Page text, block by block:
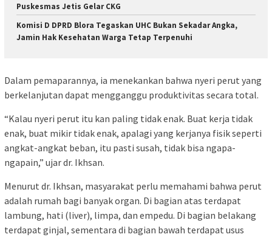
Puskesmas Jetis Gelar CKG
Komisi D DPRD Blora Tegaskan UHC Bukan Sekadar Angka,
Jamin Hak Kesehatan Warga Tetap Terpenuhi
Dalam pemaparannya, ia menekankan bahwa nyeri perut yang
berkelanjutan dapat mengganggu produktivitas secara total.
“Kalau nyeri perut itu kan paling tidak enak. Buat kerja tidak
enak, buat mikir tidak enak, apalagi yang kerjanya fisik seperti
angkat-angkat beban, itu pasti susah, tidak bisa ngapa-
ngapain,” ujar dr. Ikhsan.
Menurut dr. Ikhsan, masyarakat perlu memahami bahwa perut
adalah rumah bagi banyak organ. Di bagian atas terdapat
lambung, hati (liver), limpa, dan empedu. Di bagian belakang
terdapat ginjal, sementara di bagian bawah terdapat usus